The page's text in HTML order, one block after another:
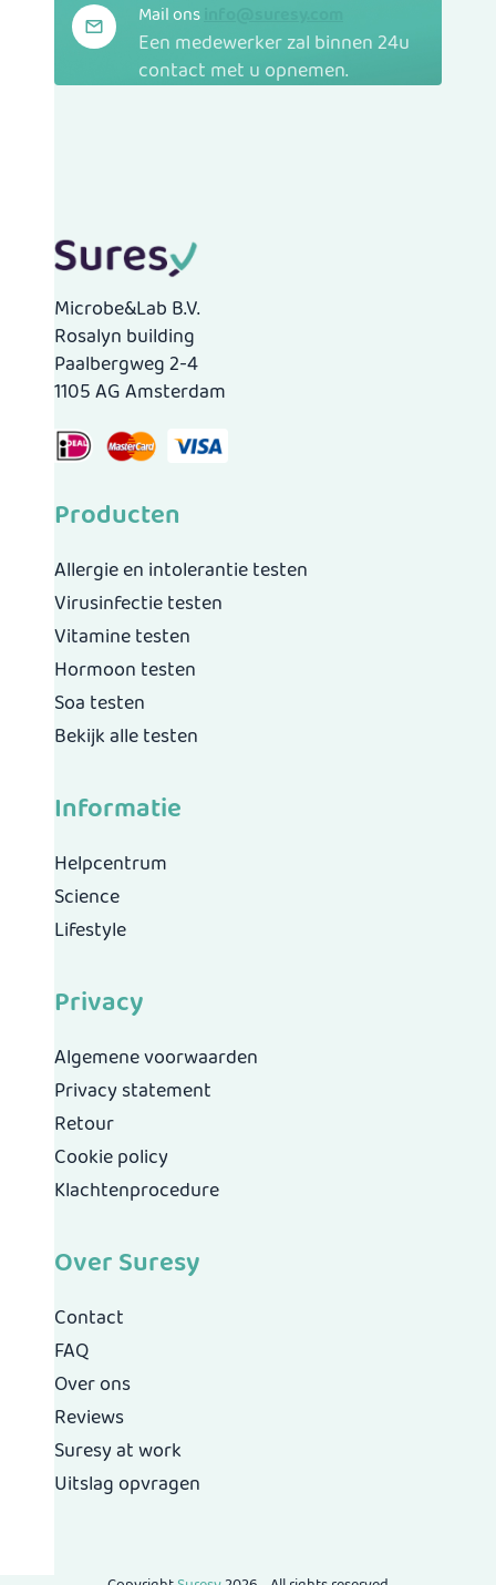
Mail ons
Een medewerker zal binnen 24u
contact met u opnemen.
Microbe&Lab B.V.
Rosalyn building
Paalbergweg 2-4
1105 AG Amsterdam
Producten
Allergie en intolerantie testen
Virusinfectie testen
Vitamine testen
Hormoon testen
Soa testen
Bekijk alle testen
Informatie
Helpcentrum
Science
Lifestyle
Privacy
Algemene voorwaarden
Privacy statement
Retour
Cookie policy
Klachtenprocedure
Over Suresy
Contact
FAQ
Over ons
Reviews
Suresy at work
Uitslag opvragen